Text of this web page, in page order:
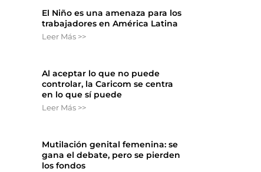
El Niño es una amenaza para los
trabajadores en América Latina
Leer Más >>
Al aceptar lo que no puede
controlar, la Caricom se centra
en lo que sí puede
Leer Más >>
Mutilación genital femenina: se
gana el debate, pero se pierden
los fondos